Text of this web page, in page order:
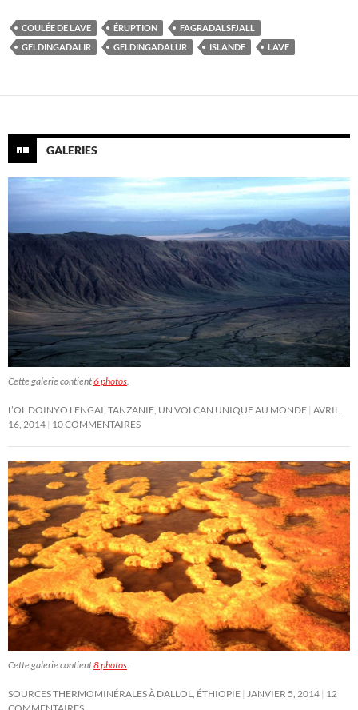
COULÉE DE LAVE ÉRUPTION
FAGRADALSFJALL
GELDINGADALIR
GELDINGADALUR ISLANDE LAVE
GALERIES
Cette galerie contient6 photos.
L’OL DOINYO LENGAI, TANZANIE, UN VOLCAN UNIQUE AU MONDE AVRIL
16, 2014 10 COMMENTAIRES
Cette galerie contient8 photos.
SOURCES THERMOMINÉRALES À DALLOL, ÉTHIOPIE JANVIER 5, 2014 12